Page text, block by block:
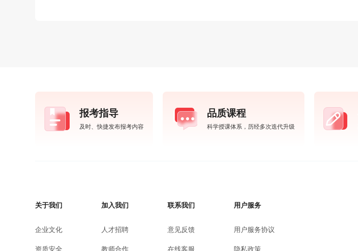
报考指导
及时、快捷发布报考内容
品质课程
科学授课体系，历经多次迭代升级
关于我们
企业文化
资质安全
加入我们
人才招聘
教师合作
联系我们
意见反馈
在线客服
用户服务
用户服务协议
隐私政策